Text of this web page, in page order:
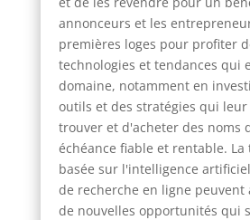
annonceurs et les
premières loges pour profiter
technologies et tendances qui
domaine, notamment en
outils et des stratégies qui
trouver et d'acheter des noms
échéance fiable et rentable. La
basée sur l'intelligence
de recherche en ligne peuvent
de nouvelles opportunités qui